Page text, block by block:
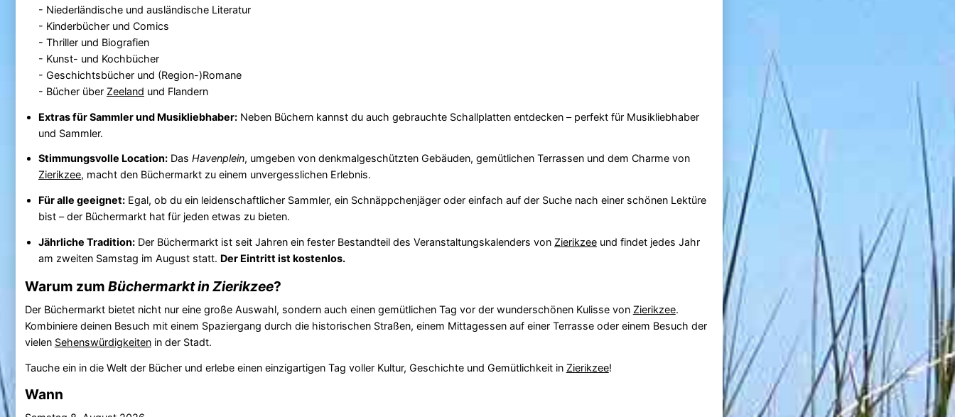
- Niederländische und ausländische Literatur
- Kinderbücher und Comics
- Thriller und Biografien
- Kunst- und Kochbücher
- Geschichtsbücher und (Region-)Romane
- Bücher über Zeeland und Flandern
Extras für Sammler und Musikliebhaber:Neben Büchern kannst du auch gebrauchte Schallplatten entdecken – perfekt für Musikliebhaber
und Sammler.
Stimmungsvolle Location:Das Havenplein, umgeben von denkmalgeschützten Gebäuden, gemütlichen Terrassen und dem Charme von
Zierikzee, macht den Büchermarkt zu einem unvergesslichen Erlebnis.
Für alle geeignet:Egal, ob du ein leidenschaftlicher Sammler, ein Schnäppchenjäger oder einfach auf der Suche nach einer schönen Lektüre
bist – der Büchermarkt hat für jeden etwas zu bieten.
Jährliche Tradition:Der Büchermarkt ist seit Jahren ein fester Bestandteil des Veranstaltungskalenders von Zierikzeeund findet jedes Jahr
am zweiten Samstag im August statt. Der Eintritt ist kostenlos.
Warum zum Büchermarkt in Zierikzee?
Der Büchermarkt bietet nicht nur eine große Auswahl, sondern auch einen gemütlichen Tag vor der wunderschönen Kulisse von Zierikzee.
Kombiniere deinen Besuch mit einem Spaziergang durch die historischen Straßen, einem Mittagessen auf einer Terrasse oder einem Besuch der
vielen Sehenswürdigkeitenin der Stadt.
Tauche ein in die Welt der Bücher und erlebe einen einzigartigen Tag voller Kultur, Geschichte und Gemütlichkeit in Zierikzee!
Wann